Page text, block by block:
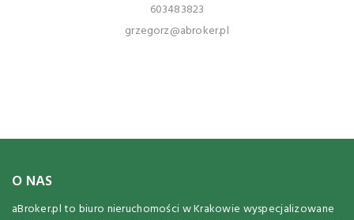
603483823
grzegorz@abroker.pl
O NAS
aBroker.pl to biuro nieruchomości w Krakowie wyspecjalizowane